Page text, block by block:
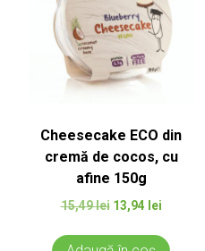
Cheesecake ECO din
cremă de cocos, cu
afine 150g
15,49lei Prețul
13,94 leiPrețul
este: